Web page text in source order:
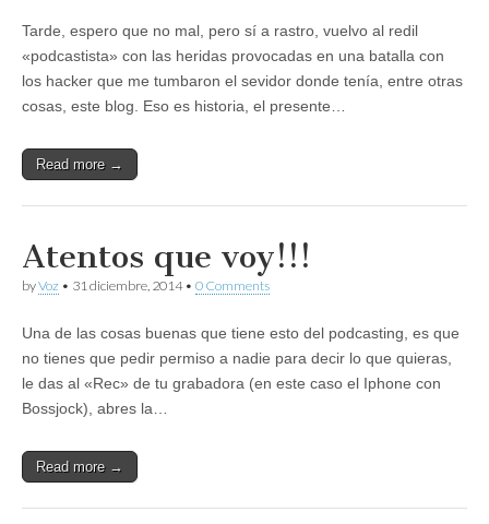
Tarde, espero que no mal, pero sí a rastro, vuelvo al redil
«podcastista» con las heridas provocadas en una batalla con
los hacker que me tumbaron el sevidor donde tenía, entre otras
cosas, este blog. Eso es historia, el presente…
Read more →
Atentos que voy!!!
byVoz • 31 diciembre, 2014• 0 Comments
Una de las cosas buenas que tiene esto del podcasting, es que
no tienes que pedir permiso a nadie para decir lo que quieras,
le das al «Rec» de tu grabadora (en este caso el Iphone con
Bossjock), abres la…
Read more →